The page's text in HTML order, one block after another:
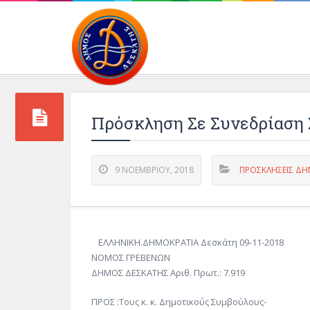
Πρόσκληση Σε Συνεδρίαση
9 ΝΟΕΜΒΡΊΟΥ, 2018 ΠΡΟΣΚΛΗΣΕΙΣ
ΕΛΛΗΝΙΚΗ.ΔΗΜΟΚΡΑΤΙΑ Δεσκάτη 09-11-2018
ΝΟΜΟΣ ΓΡΕΒΕΝΩΝ
ΔΗΜΟΣ ΔΕΣΚΑΤΗΣ Αριθ. Πρωτ.: 7.919
ΠΡΟΣ :Τους κ. κ. Δημοτικούς Συμβούλους-